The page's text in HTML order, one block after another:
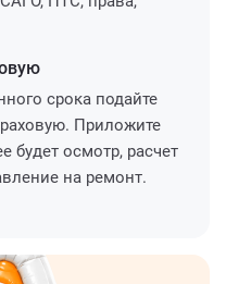
срока подайте
Приложите
будет осмотр, расчет
на ремонт.